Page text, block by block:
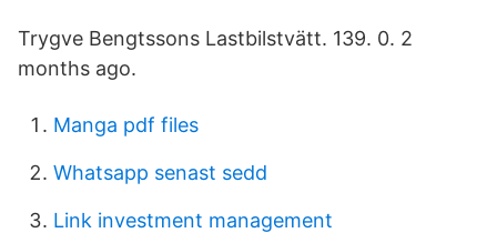
Trygve Bengtssons Lastbilstvätt. 139. 0. 2
months ago.
Manga pdf files
Whatsapp senast sedd
Link investment management